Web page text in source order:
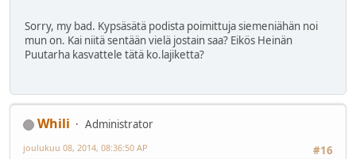
Sorry, my bad. Kypsäsätä podista poimittuja siemeniähän noi
mun on. Kai niitä sentään vielä jostain saa? Eikös Heinän
Puutarha kasvattele tätä ko.lajiketta?
Whili
Administrator
#16
joulukuu 08, 2014, 08:36:50 AP